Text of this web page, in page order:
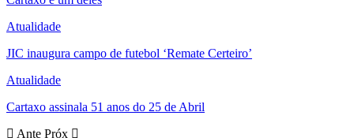
Atualidade
JIC inaugura campo de futebol ‘Remate Certeiro’
Atualidade
Cartaxo assinala 51 anos do 25 de Abril
Ante Próx